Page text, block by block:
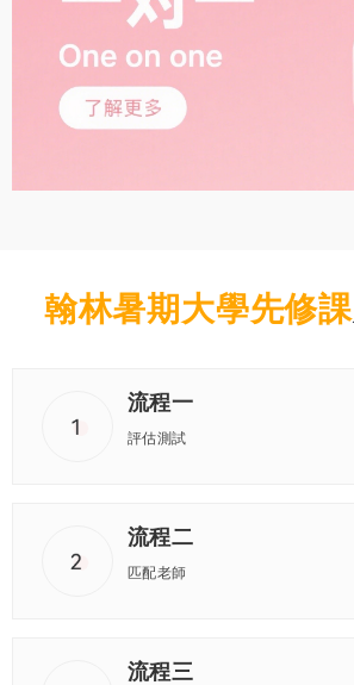
翰林暑期大學先修課
流程一
評估測試
流程二
匹配老師
流程三